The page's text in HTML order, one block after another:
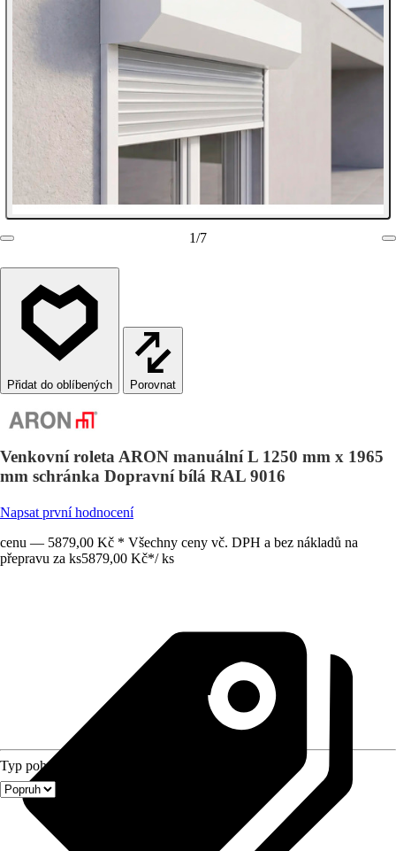
1/7
Porovnat
Venkovní roleta ARON manuální L 1250 mm x 1965
mm schránka Dopravní bílá RAL 9016
Napsat první hodnocení
cenu — 5879,00 Kč * Všechny ceny vč. DPH a bez nákladů na
přepravu za ks5879,00 Kč*/ ks
Typ pohonu